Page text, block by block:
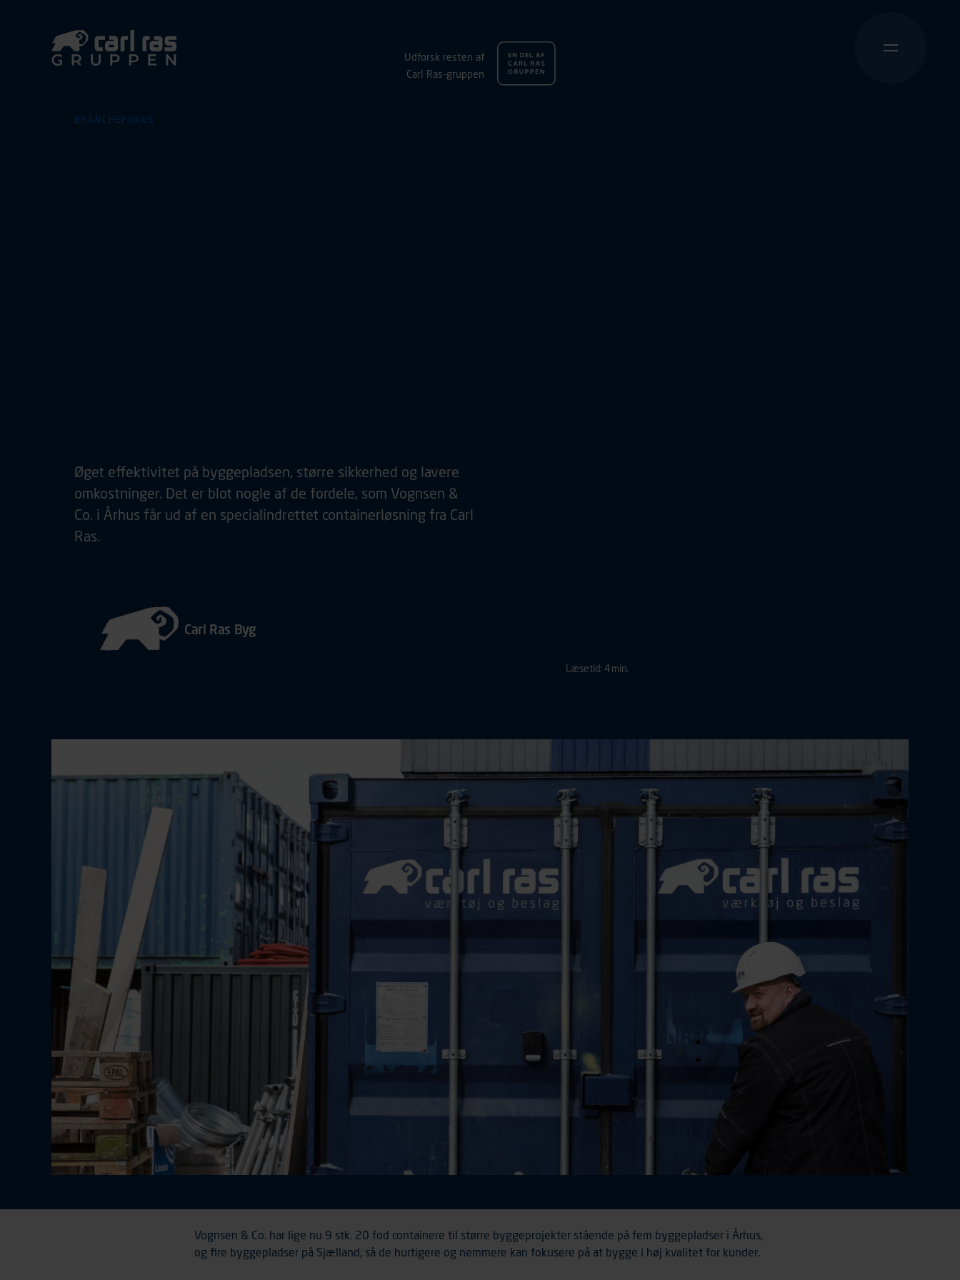
Udforsk resten af
Carl Ras-gruppen
BRANCHEFOKUS
Øget effektivitet på byggepladsen, større sikkerhed og lavere
omkostninger. Det er blot nogle af de fordele, som Vognsen &
Co. i Århus får ud af en specialindrettet containerløsning fra Carl
Ras.
Carl Ras Byg
Læsetid: 4 min.
Vognsen & Co. har lige nu 9 stk. 20 fod containere til større byggeprojekter stående på fem byggepladser i Århus,
og fire byggepladser på Sjælland, så de hurtigere og nemmere kan fokusere på at bygge i høj kvalitet for kunder.